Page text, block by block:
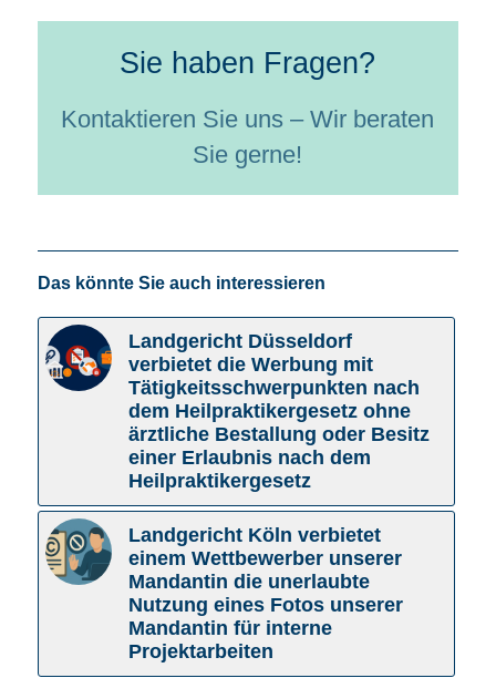
Sie haben Fragen?
Kontaktieren Sie uns – Wir beraten
Sie gerne!
Das könnte Sie auch interessieren
Landgericht Düsseldorf
verbietet die Werbung mit
Tätigkeitsschwerpunkten nach
dem Heilpraktikergesetz ohne
ärztliche Bestallung oder Besitz
einer Erlaubnis nach dem
Heilpraktikergesetz
Landgericht Köln verbietet
einem Wettbewerber unserer
Mandantin die unerlaubte
Nutzung eines Fotos unserer
Mandantin für interne
Projektarbeiten